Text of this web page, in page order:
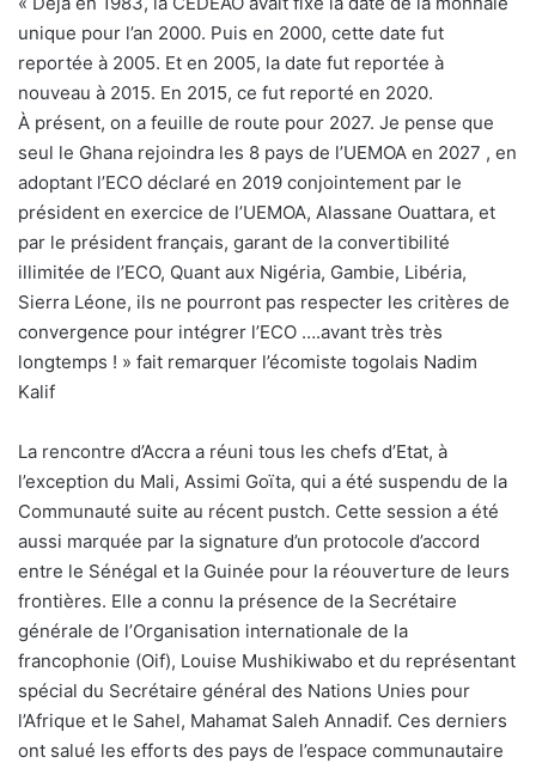
unique pour l’an 2000. Puis en 2000, cette date fut
reportée à 2005. Et en 2005, la date fut reportée à
nouveau à 2015. En 2015, ce fut reporté en 2020.
À présent, on a feuille de route pour 2027. Je pense que
seul le Ghana rejoindra les 8 pays de l’UEMOA en 2027 , en
adoptant l’ECO déclaré en 2019 conjointement par le
président en exercice de l’UEMOA, Alassane Ouattara, et
par le président français, garant de la convertibilité
illimitée de l’ECO, Quant aux Nigéria, Gambie, Libéria,
Sierra Léone, ils ne pourront pas respecter les critères de
convergence pour intégrer l’ECO ….avant très très
longtemps ! » fait remarquer l’écomiste togolais Nadim
Kalif
La rencontre d’Accra a réuni tous les chefs d’Etat, à
l’exception du Mali, Assimi Goïta, qui a été suspendu de la
Communauté suite au récent pustch. Cette session a été
aussi marquée par la signature d’un protocole d’accord
entre le Sénégal et la Guinée pour la réouverture de leurs
frontières. Elle a connu la présence de la Secrétaire
générale de l’Organisation internationale de la
francophonie (Oif), Louise Mushikiwabo et du représentant
spécial du Secrétaire général des Nations Unies pour
l’Afrique et le Sahel, Mahamat Saleh Annadif. Ces derniers
ont salué les efforts des pays de l’espace communautaire